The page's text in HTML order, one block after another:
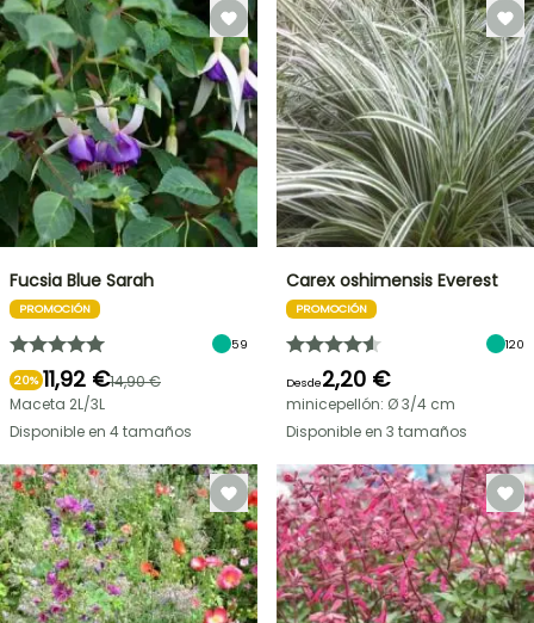
Fucsia Blue Sarah
PROMOCIÓN
59
20% 11,92 €14,90 €
Maceta 2L/3L
Disponible en 4 tamaños
Carex oshimensis Everest
PROMOCIÓN
120
Desde2,20 €
minicepellón: Ø 3/4 cm
Disponible en 3 tamaños